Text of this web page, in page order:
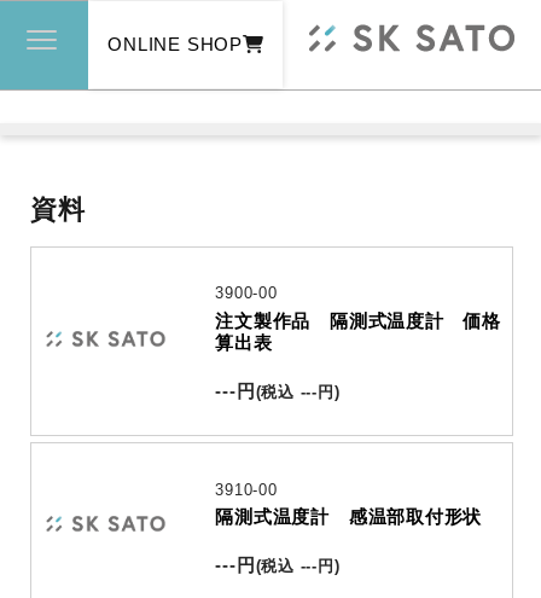
ONLINE SHOP
資料
3900-00
注文製作品 隔測式温度計 価格
算出表
--- 円 (税込 ---円)
3910-00
隔測式温度計 感温部取付形状
--- 円 (税込 --- 円 )